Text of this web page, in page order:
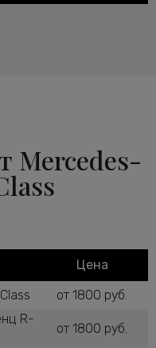
Mercedes-
Цена
от 1800 руб.
R-
от 1800 руб.